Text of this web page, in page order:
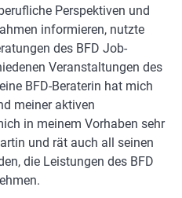
Perspektiven und
informieren, nutzte
des BFD Job-
Veranstaltungen des
BFD-Beraterin hat mich
meiner aktiven
in meinem Vorhaben sehr
und rät auch all seinen
die Leistungen des BFD